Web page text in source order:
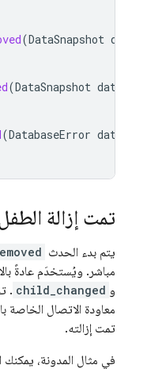
(DataSnapshot
(DataSnapshot
(DatabaseError
تمت إزالة الطفل
يتم بدء الحدث
مباشر. ويُستخدَم عادةً
و child_changed
.
معاودة الاتصال الخاصة
تمت إزالته.
في مثال المدونة، يمكنك